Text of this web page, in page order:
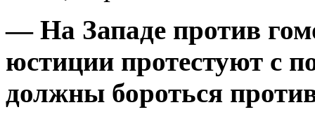
— На Западе против
юстиции протестуют с
должны бороться